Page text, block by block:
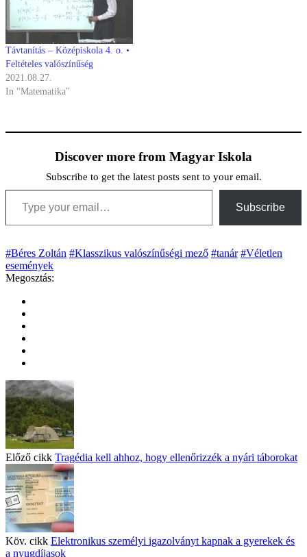
Távtanítás – Középiskola 4. o. •
Feltételes valószínűség
2021.08.27.
In "Matematika"
Discover more from Magyar Iskola
Subscribe to get the latest posts sent to your email.
Type your email…
Subscribe
#Béres Zoltán #Klasszikus valószínűségi mező #tanár #Véletlen
események
Megosztás:
Előző cikk Tragédia kell ahhoz, hogy ellenőrizzék a nyári táborokat
Köv. cikk Elektronikus személyi igazolványt kapnak a gyerekek és
a nyugdíjasok